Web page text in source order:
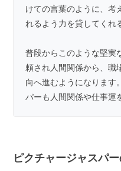
けての言葉のように、考
れるよう力を貸してくれ
普段からこのような堅実
頼され人間関係から、職
向へ進むようになります
パーも人間関係や仕事運
ピクチャージャスパ